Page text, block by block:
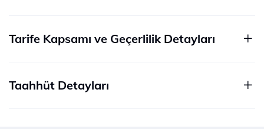
Tarife Kapsamı ve Geçerlilik Detayları
Taahhüt Detayları